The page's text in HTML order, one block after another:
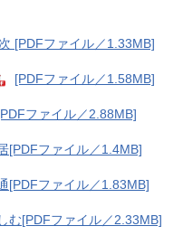
[PDFファイル／1.33MB]
[PDFファイル／1.58MB]
ファイル／2.88MB]
ファイル／1.4MB]
ファイル／1.83MB]
[PDFファイル／2.33MB]